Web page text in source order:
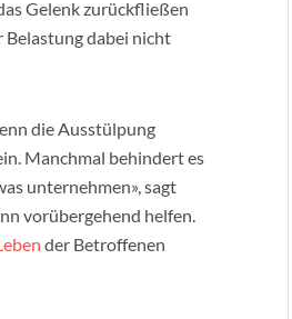
Gelenk zurückfließen
Belastung dabei nicht
die Ausstülpung
Manchmal behindert es
unternehmen», sagt
vorübergehend helfen.
der Betroffenen